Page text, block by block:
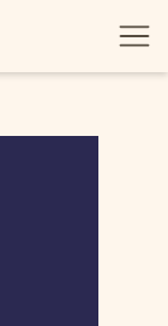
Open